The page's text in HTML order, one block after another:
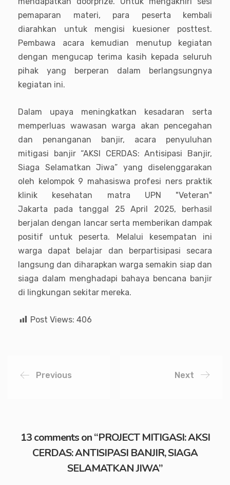
pemaparan materi, para peserta kembali
diarahkan untuk mengisi kuesioner posttest.
Pembawa acara kemudian menutup kegiatan
dengan mengucap terima kasih kepada seluruh
pihak yang berperan dalam berlangsungnya
kegiatan ini.
Dalam upaya meningkatkan kesadaran serta
memperluas wawasan warga akan pencegahan
dan penanganan banjir, acara penyuluhan
mitigasi banjir “AKSI CERDAS: Antisipasi Banjir,
Siaga Selamatkan Jiwa” yang diselenggarakan
oleh kelompok 9 mahasiswa profesi ners praktik
klinik kesehatan matra UPN "Veteran"
Jakarta pada tanggal 25 April 2025, berhasil
berjalan dengan lancar serta memberikan dampak
positif untuk peserta. Melalui kesempatan ini
warga dapat belajar dan berpartisipasi secara
langsung dan diharapkan warga semakin siap dan
siaga dalam menghadapi bahaya bencana banjir
di lingkungan sekitar mereka.
Post Views: 406
Previous Next
13 comments on “PROJECT MITIGASI: AKSI
CERDAS: ANTISIPASI BANJIR, SIAGA
SELAMATKAN JIWA”